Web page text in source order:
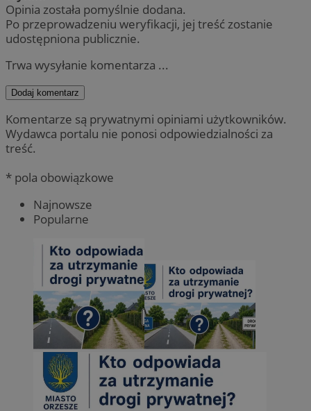
Opinia została pomyślnie dodana.
Po przeprowadzeniu weryfikacji, jej treść zostanie
udostępniona publicznie.
Trwa wysyłanie komentarza ...
Dodaj komentarz
Komentarze są prywatnymi opiniami użytkowników.
Wydawca portalu nie ponosi odpowiedzialności za
treść.
* pola obowiązkowe
Najnowsze
Popularne